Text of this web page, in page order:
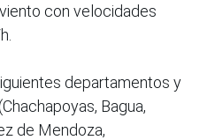
con velocidades
departamentos y
(Chachapoyas, Bagua,
de Mendoza,